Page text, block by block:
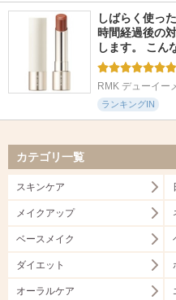
しばらく使っ
時間経過後の
します。 こん
RMK デューイー
ランキングIN
カテゴリ一覧
スキンケア
メイクアップ
ベースメイク
ダイエット
オーラルケア